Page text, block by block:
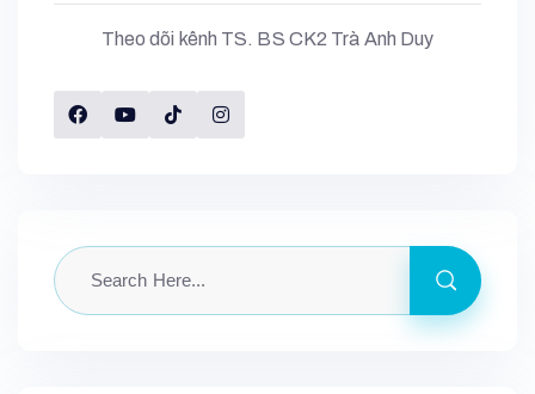
Theo dõi kênh TS. BS CK2 Trà Anh Duy